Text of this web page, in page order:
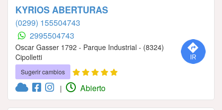
KYRIOS ABERTURAS
(0299) 155504743
2995504743
Oscar Gasser 1792 - Parque Industrial - (8324)
Cipolletti
Sugerir cambios
| Abierto